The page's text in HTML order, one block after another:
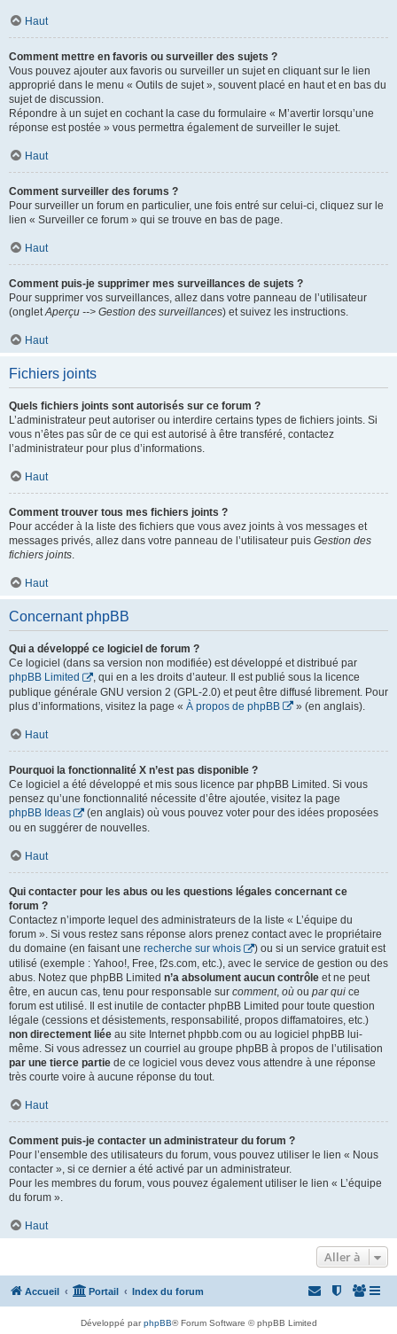
Haut
Comment mettre en favoris ou surveiller des sujets ?
Vous pouvez ajouter aux favoris ou surveiller un sujet en cliquant sur le lien
approprié dans le menu « Outils de sujet », souvent placé en haut et en bas du
sujet de discussion.
Répondre à un sujet en cochant la case du formulaire « M’avertir lorsqu’une
réponse est postée » vous permettra également de surveiller le sujet.
Haut
Comment surveiller des forums ?
Pour surveiller un forum en particulier, une fois entré sur celui-ci, cliquez sur le
lien « Surveiller ce forum » qui se trouve en bas de page.
Haut
Comment puis-je supprimer mes surveillances de sujets ?
Pour supprimer vos surveillances, allez dans votre panneau de l’utilisateur
(ongletAperçu --> Gestion des surveillances) et suivez les instructions.
Haut
Fichiers joints
Quels fichiers joints sont autorisés sur ce forum ?
L’administrateur peut autoriser ou interdire certains types de fichiers joints. Si
vous n’êtes pas sûr de ce qui est autorisé à être transféré, contactez
l’administrateur pour plus d’informations.
Haut
Comment trouver tous mes fichiers joints ?
Pour accéder à la liste des fichiers que vous avez joints à vos messages et
messages privés, allez dans votre panneau de l’utilisateur puis Gestion des
fichiers joints.
Haut
Concernant phpBB
Qui a développé ce logiciel de forum ?
Ce logiciel (dans sa version non modifiée) est développé et distribué par
phpBB Limited
, qui en a les droits d’auteur. Il est publié sous la licence
publique générale GNU version 2 (GPL-2.0) et peut être diffusé librement. Pour
plus d’informations, visitez la page « À propos de phpBB » (en anglais).
Haut
Pourquoi la fonctionnalité X n’est pas disponible ?
Ce logiciel a été développé et mis sous licence par phpBB Limited. Si vous
pensez qu’une fonctionnalité nécessite d’être ajoutée, visitez la page
phpBB Ideas
(en anglais) où vous pouvez voter pour des idées proposées
ou en suggérer de nouvelles.
Haut
Qui contacter pour les abus ou les questions légales concernant ce
forum ?
Contactez n’importe lequel des administrateurs de la liste « L’équipe du
forum ». Si vous restez sans réponse alors prenez contact avec le propriétaire
du domaine (en faisant une recherche sur whois
) ou si un service gratuit est
utilisé (exemple : Yahoo!, Free, f2s.com, etc.), avec le service de gestion ou des
abus. Notez que phpBB Limited n’a absolument aucun contrôle et ne peut
être, en aucun cas, tenu pour responsable sur comment, où ou par qui ce
forum est utilisé. Il est inutile de contacter phpBB Limited pour toute question
légale (cessions et désistements, responsabilité, propos diffamatoires, etc.)
non directement liée au site Internet phpbb.com ou au logiciel phpBB lui-
même. Si vous adressez un courriel au groupe phpBB à propos de l’utilisation
par une tierce partie de ce logiciel vous devez vous attendre à une réponse
très courte voire à aucune réponse du tout.
Haut
Comment puis-je contacter un administrateur du forum ?
Pour l’ensemble des utilisateurs du forum, vous pouvez utiliser le lien « Nous
contacter », si ce dernier a été activé par un administrateur.
Pour les membres du forum, vous pouvez également utiliser le lien « L’équipe
du forum ».
Haut
Aller à
Accueil Portail Index du forum
Développé parphpBB® Forum Software © phpBB Limited